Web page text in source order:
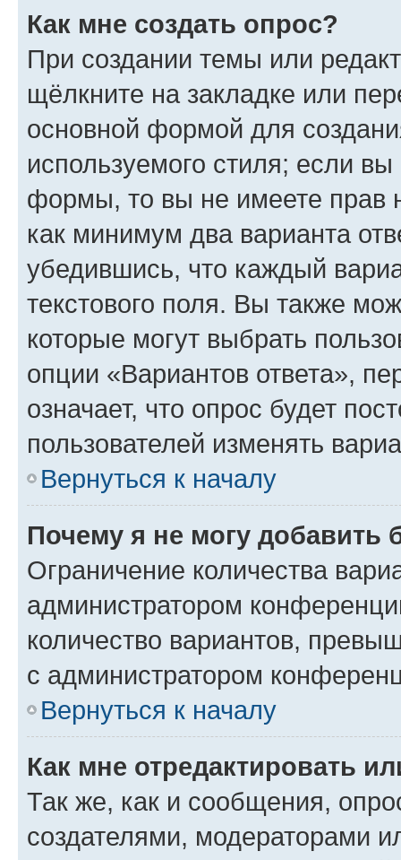
Как мне создать опрос?
При создании темы или
щёлкните на закладке или
основной формой для
используемого стиля; если
формы, то вы не имеете прав
как минимум два варианта
убедившись, что каждый
текстового поля. Вы также
которые могут выбрать
опции «Вариантов ответа»,
означает, что опрос будет
пользователей изменять
Вернуться к началу
Почему я не могу добавить
Ограничение количества
администратором
количество вариантов,
с администратором
Вернуться к началу
Как мне отредактировать
Так же, как и сообщения,
создателями, модераторами